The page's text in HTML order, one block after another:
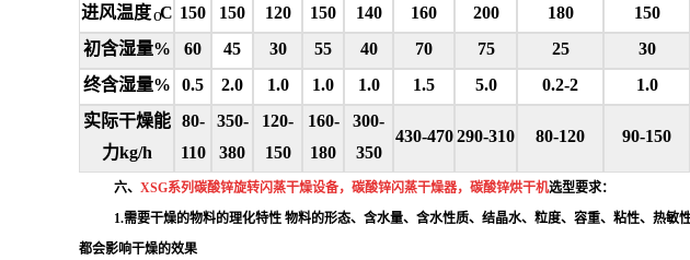
进风温度oC 150 150 120 150 140 160 200 180
150
初含湿量% 60 45 30 55 40 70 75 25
30
终含湿量% 0.5 2.0 1.0 1.0 1.0 1.5 5.0 0.2-2
1.0
实际干燥能
力kg/h
80-
110
350-
380
120-
150
160-
180
300-
350
430-470 290-310 80-120 90-150
六、 XSG系列碳酸锌旋转闪蒸干燥设备，碳酸锌闪蒸干燥器， 碳酸锌烘干机选型要求：
1.需要干燥的物料的理化特性 物料的形态、含水量、含水性质、结晶水、粒度、容重、粘性、热
都会影响干燥的效果